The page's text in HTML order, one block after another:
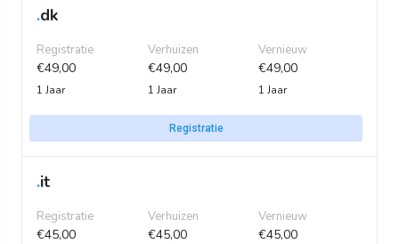
.dk
Registratie
€49,00
1 Jaar
Verhuizen
€49,00
1 Jaar
Vernieuw
€49,00
1 Jaar
Registratie
.it
Registratie
€45,00
Verhuizen
€45,00
Vernieuw
€45,00